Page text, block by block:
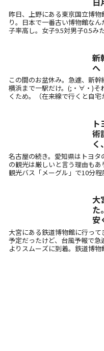
昨日、上野にある東京国立博
り。日本で一番古い博物館な
子率高し。女子9.5対男子0.5み
新
へ
この間のお盆休み。急遽、新
横浜まで一駅だけ。(;・∀・)そ
くため。（在来線で行くと自
術
く
名古屋の続き。愛知県はトヨ
の観光は厳しいと言う理由も
観光バス「メーグル」で10分
大
た
安
大宮にある鉄道博物館に行っ
予定だったけど、台風予報で
よりスムーズに到着。鉄道博